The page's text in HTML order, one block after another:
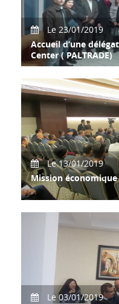
Le 23/01/2019
Accueil d’une
Center ( PALTRADE)
Accueil d’une délégation
PALTRADE) par Mme
Le 13/01/2019
Mission
CONECT Sfax,
Le 03/01/2019